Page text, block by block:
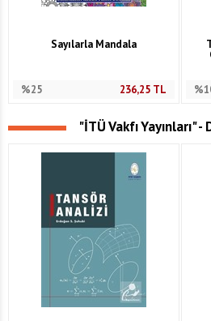
Sayılarla Mandala
%25 236,25TL
"İTÜ Vakfı Yayınları"